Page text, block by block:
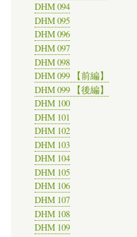
DHM 094
DHM 095
DHM 096
DHM 097
DHM 098
DHM 099 【前編】
DHM 099 【後編】
DHM 100
DHM 101
DHM 102
DHM 103
DHM 104
DHM 105
DHM 106
DHM 107
DHM 108
DHM 109